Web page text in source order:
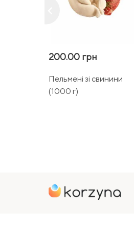
200.00 грн
Пельмені зі свинини
(1000 г)